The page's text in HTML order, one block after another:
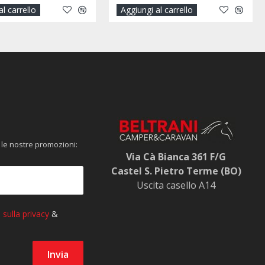
al carrello Aggiungi al carrello
nostre promozioni:
Via Cà Bianca 361 F/G
Castel S. Pietro Terme (BO)
Uscita casello A14